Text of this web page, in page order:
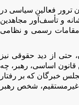
ترور فعالین سیاسی در
و تأسف‌آور مجاهدین
مقامات رسمی و نظامی
حتی از دید حقوقی نیز
اساسی، رهبر، چه
خبرگان که بر رفتار
غیرمستقیم، شخص رهبر